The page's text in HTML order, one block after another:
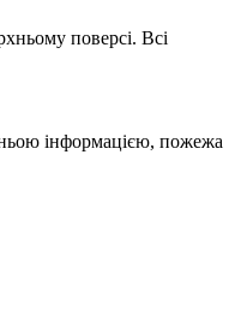
поверсі. Всі
інформацією, пожежа